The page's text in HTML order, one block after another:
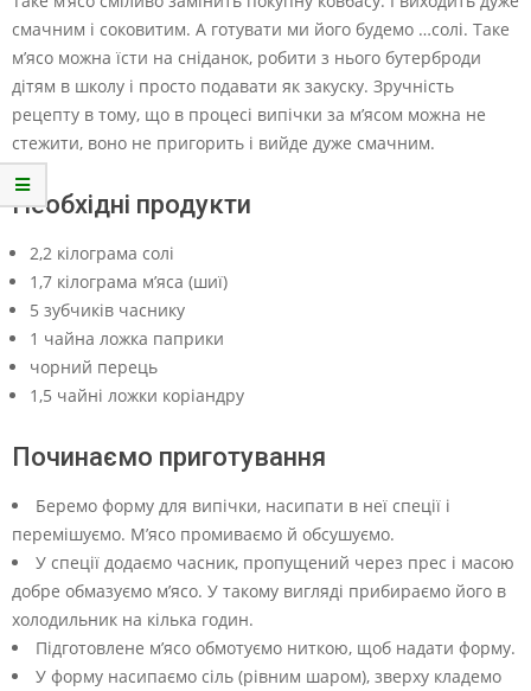
смачним і соковитим. А готувати ми його будемо …солі. Таке
м’ясо можна їсти на сніданок, робити з нього бутерброди
дітям в школу і просто подавати як закуску. Зручність
рецепту в тому, що в процесі випічки за м’ясом можна не
стежити, воно не пригорить і вийде дуже смачним.
Необхідні продукти
2,2 кілограма солі
1,7 кілограма м’яса (шиї)
5 зубчиків часнику
1 чайна ложка паприки
чорний перець
1,5 чайні ложки коріандру
Починаємо приготування
Беремо форму для випічки, насипати в неї спеції і
перемішуємо. М’ясо промиваємо й обсушуємо.
У спеції додаємо часник, пропущений через прес і масою
добре обмазуємо м’ясо. У такому вигляді прибираємо його в
холодильник на кілька годин.
Підготовлене м’ясо обмотуємо ниткою, щоб надати форму.
У форму насипаємо сіль (рівним шаром), зверху кладемо